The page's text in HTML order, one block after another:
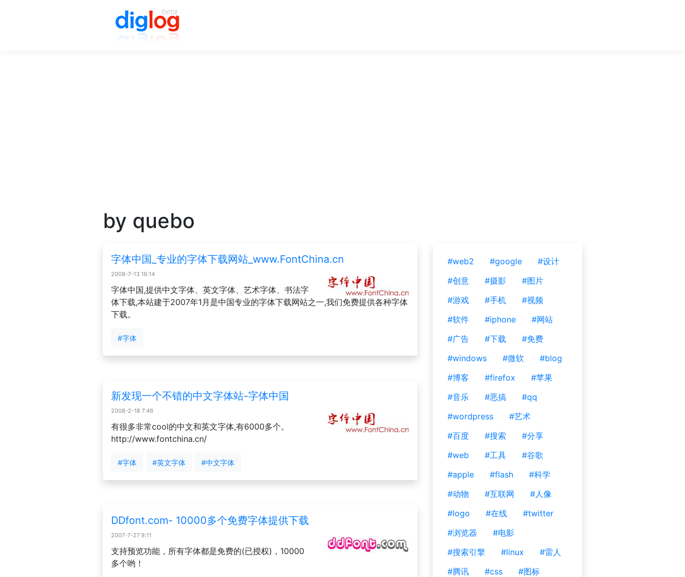
by quebo
字体中国_专业的字体下载网站_www.FontChina.cn
2008-7-13 16:14
字体中国,提供中文字体、英文字体、艺术字体、书法字
体下载,本站建于2007年1月是中国专业的字体下载网站之一,我们免费提供各种字体
下载。
#字体
新发现一个不错的中文字体站-字体中国
2008-2-18 7:46
有很多非常cool的中文和英文字体,有6000多个。
http://www.fontchina.cn/
#字体 #英文字体 #中文字体
DDfont.com- 10000多个免费字体提供下载
2007-7-27 9:11
支持预览功能，所有字体都是免费的(已授权)，10000
多个哟！
#web2 #google
#设计
#创意
#摄影
#图片
#游戏
#手机
#视频
#软件
#iphone
#网站
#广告
#下载
#免费
#windows
#微软
#blog
#博客
#firefox
#苹果
#音乐
#恶搞
#qq
#wordpress
#艺术
#百度
#搜索
#分享
#web
#工具
#谷歌
#apple
#flash
#科学
#动物
#互联网
#人像
#logo
#在线
#twitter
#浏览器
#电影
#搜索引擎
#linux
#雷人
#腾讯
#css
#图标